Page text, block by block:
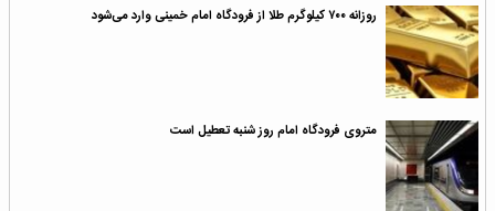
روزانه ۷۰۰ کیلوگرم طلا از فرودگاه امام خمینی وارد می‌شود
متروی فرودگاه امام روز شنبه تعطیل است